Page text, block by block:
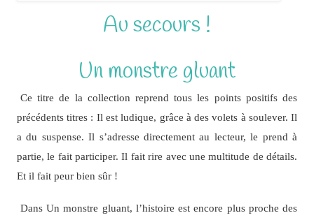
Au secours !
Un monstre gluant
Ce titre de la collection reprend tous les points positifs des
précédents titres : Il est ludique, grâce à des volets à soulever. Il
a du suspense. Il s’adresse directement au lecteur, le prend à
partie, le fait participer. Il fait rire avec une multitude de détails.
Et il fait peur bien sûr !
Dans Un monstre gluant, l’histoire est encore plus proche des